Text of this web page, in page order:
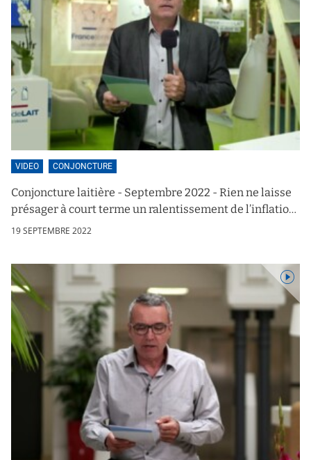
VIDEO CONJONCTURE
Conjoncture laitière - Septembre 2022 - Rien ne laisse
présager à court terme un ralentissement de l’inflation
à tous les maillons de la filière !
19 SEPTEMBRE 2022